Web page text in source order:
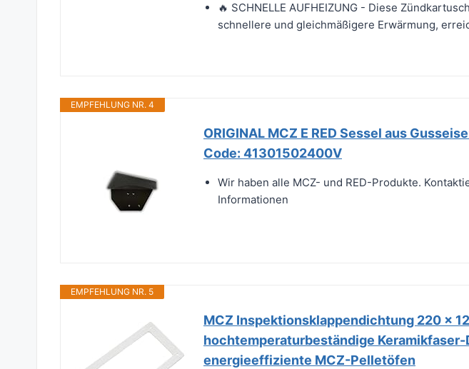
🔥 SCHNELLE AUFHEIZUNG - Diese
schnellere und gleichmäßigere Erwärmung,
EMPFEHLUNG NR. 4
ORIGINAL MCZ E RED Sessel aus
Code: 41301502400V
Wir haben alle MCZ- und RED-Produkte.
Informationen
EMPFEHLUNG NR. 5
MCZ Inspektionsklappendichtung 220 x
hochtemperaturbeständige
energieeffiziente MCZ-Pelletöfen